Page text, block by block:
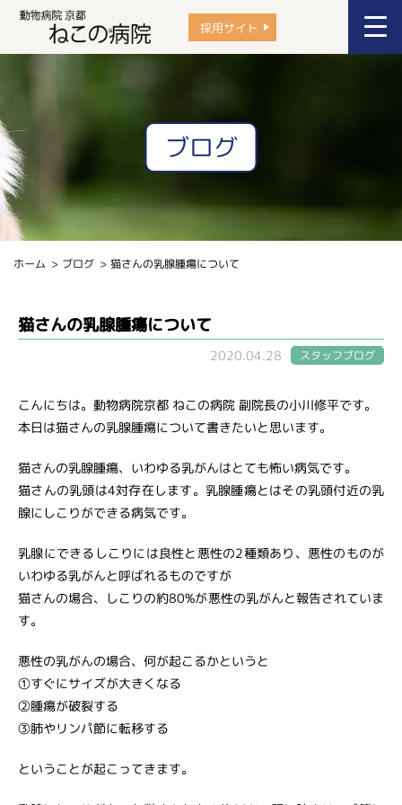
採用サイト
ブログ
ホーム ブログ 猫さんの乳腺腫瘍について
猫さんの乳腺腫瘍について
2020.04.28 スタッフブログ
こんにちは。動物病院京都 ねこの病院 副院長の小川修平です。
本日は猫さんの乳腺腫瘍について書きたいと思います。
猫さんの乳腺腫瘍、いわゆる乳がんはとても怖い病気です。
猫さんの乳頭は4対存在します。乳腺腫瘍とはその乳頭付近の乳
腺にしこりができる病気です。
乳腺にできるしこりには良性と悪性の2種類あり、悪性のものが
いわゆる乳がんと呼ばれるものですが
猫さんの場合、しこりの約80%が悪性の乳がんと報告されていま
す。
悪性の乳がんの場合、何が起こるかというと
①すぐにサイズが大きくなる
②腫瘍が破裂する
③肺やリンパ節に転移する
ということが起こってきます。